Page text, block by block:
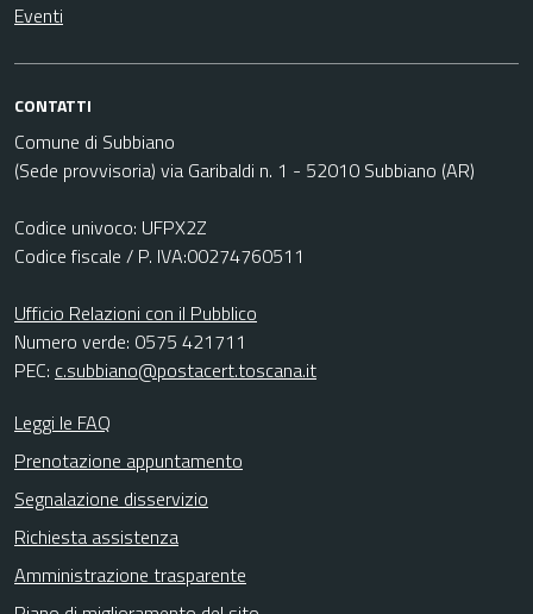
Eventi
CONTATTI
Comune di Subbiano
(Sede provvisoria) via Garibaldi n. 1 - 52010 Subbiano (AR)
Codice univoco: UFPX2Z
Codice fiscale / P. IVA:00274760511
Ufficio Relazioni con il Pubblico
Numero verde: 0575 421711
PEC: c.subbiano@postacert.toscana.it
Leggi le FAQ
Prenotazione appuntamento
Segnalazione disservizio
Richiesta assistenza
Amministrazione trasparente